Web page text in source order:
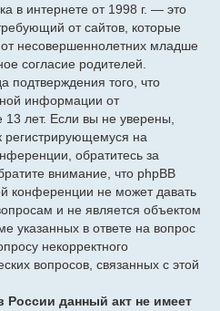
в интернете от 1998 г. — это
от сайтов, которые
несовершеннолетних младше
согласие родителей.
подтверждения того, что
информации от
лет. Если вы не уверены,
регистрирующемуся на
обратитесь за
внимание, что phpBB
конференции не может давать
и не является объектом
указанных в ответе на вопрос
некорректного
вопросов, связанных с этой
России данный акт не имеет